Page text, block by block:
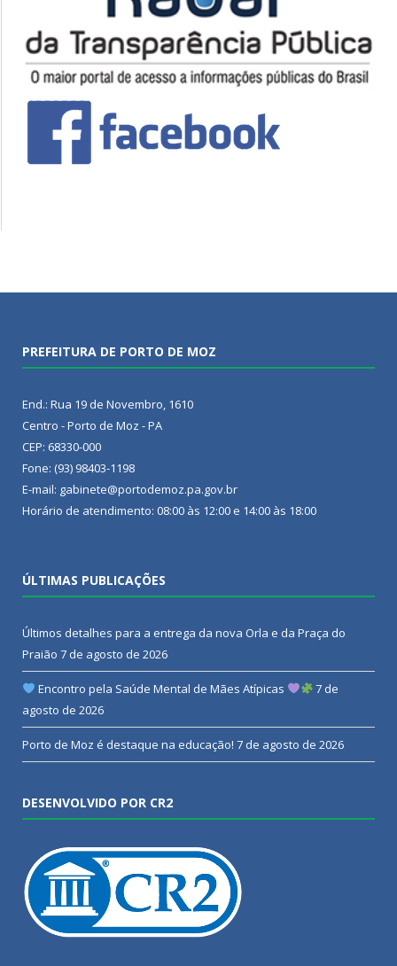
PREFEITURA DE PORTO DE MOZ
End.: Rua 19 de Novembro, 1610
Centro - Porto de Moz - PA
CEP: 68330-000
Fone: (93) 98403-1198
E-mail: gabinete@portodemoz.pa.gov.br
Horário de atendimento: 08:00 às 12:00 e 14:00 às 18:00
ÚLTIMAS PUBLICAÇÕES
Últimos detalhes para a entrega da nova Orla e da Praça do
Praião 7 de agosto de 2026
Encontro pela Saúde Mental de Mães Atípicas
7 de
agosto de 2026
Porto de Moz é destaque na educação! 7 de agosto de 2026
DESENVOLVIDO POR CR2